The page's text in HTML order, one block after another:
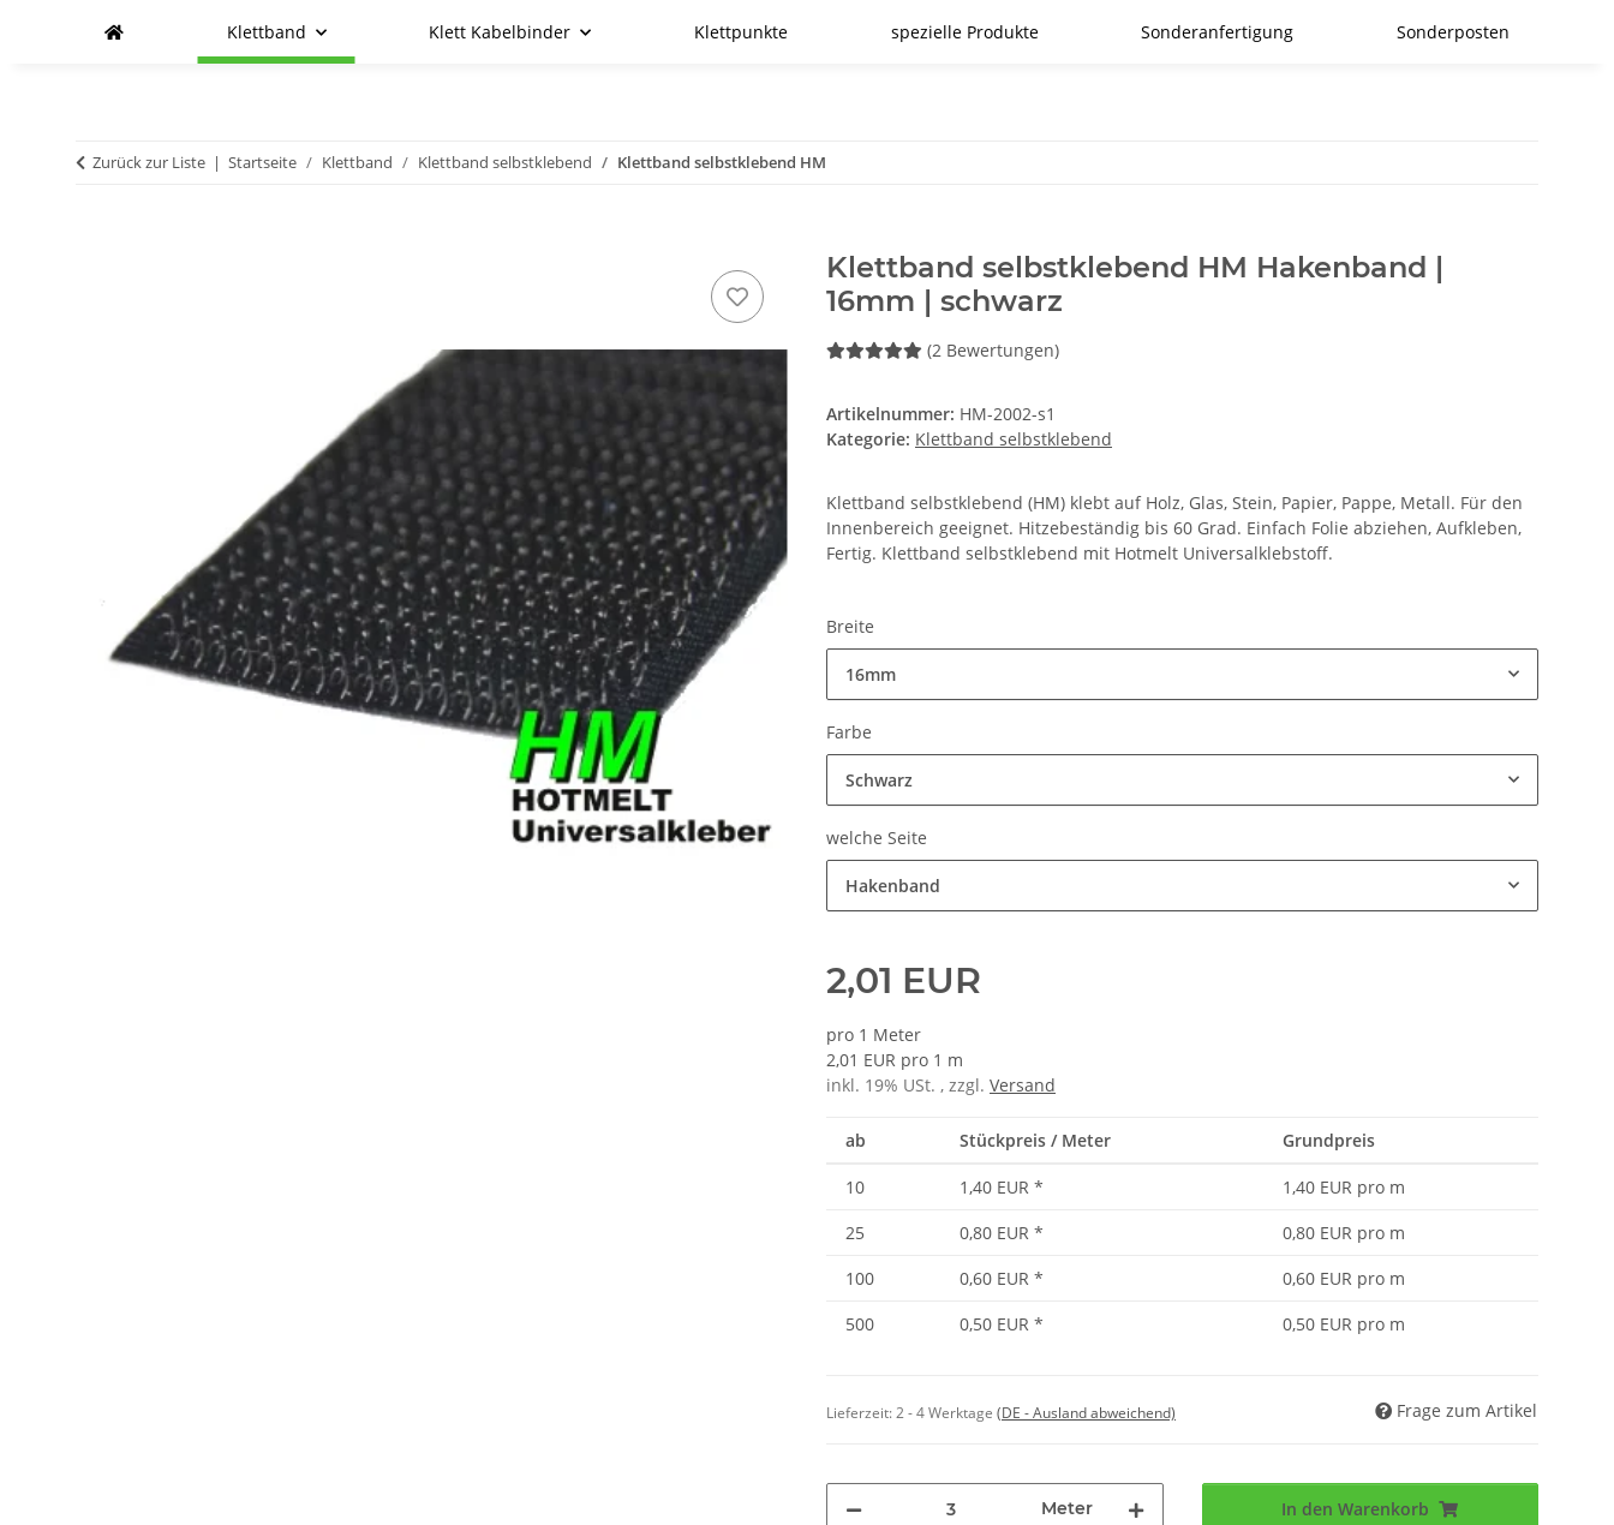
Klettband Klett Kabelbinder Klettpunkte spezielle Produkte Sonderanfertigung Sonderposten
Zurück zur Liste Startseite Klettband Klettband selbstklebend Klettband selbstklebend HM
Klettband selbstklebend HM Hakenband |
16mm | schwarz
(2 Bewertungen)
Artikelnummer: HM-2002-s1
Kategorie: Klettband selbstklebend
Klettband selbstklebend (HM) klebt auf Holz, Glas, Stein, Papier, Pappe, Metall. Für den
Innenbereich geeignet. Hitzebeständig bis 60 Grad. Einfach Folie abziehen, Aufkleben,
Fertig. Klettband selbstklebend mit Hotmelt Universalklebstoff.
Breite
16mm
Farbe
Schwarz
welche Seite
Hakenband
2,01 EUR
pro 1 Meter
2,01 EUR pro 1 m
inkl. 19% USt. , zzgl. Versand
ab Stückpreis / Meter Grundpreis
10 1,40 EUR *
1,40 EUR pro m
25
0,80 EUR *
0,80 EUR pro m
100
0,60 EUR *
0,60 EUR pro m
500
0,50 EUR * 0,50 EUR pro m
Lieferzeit:2 - 4 Werktage (DE - Ausland abweichend) Frage zum Artikel
Meter In den Warenkorb